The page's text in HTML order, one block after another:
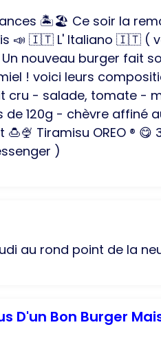
🏝️🏖️ Ce soir la
📣 🇮🇹 L' Italiano 🇮🇹 (
Un nouveau burger fait
! voici leurs
cru - salade, tomate -
de 120g - chèvre
Tiramisu OREO ®️ 😋
)
au rond point de la
D'un Bon Burger